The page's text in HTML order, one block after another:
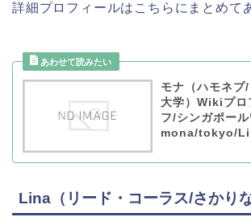
詳細プロフィールはこちらにまとめて
モナ（ハモネプ
大学）Wikiプロ
フ/シンガポー
mona/tokyo/
Lina（リード・コーラス/さかりな